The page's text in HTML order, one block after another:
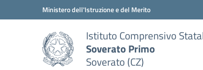
Vai ai contenuti
Vai al menu di navigazioneMinistero dell'Istruzione e del Merito
Istituto Comprensivo
Soverato Primo
Soverato (CZ)